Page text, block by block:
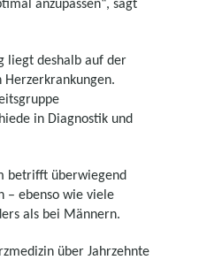
liegt deshalb auf der
in Diagnostik und
betrifft überwiegend
– ebenso wie viele
als bei Männern.
über Jahrzehnte